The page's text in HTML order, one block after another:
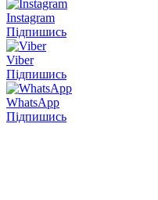
Instagram
Підпишись
Viber
Підпишись
WhatsApp
Підпишись